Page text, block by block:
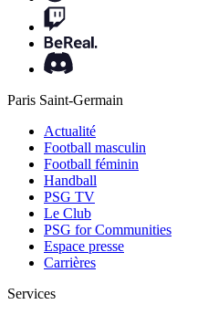
Paris Saint-Germain
Actualité
Football masculin
Football féminin
Handball
PSG TV
Le Club
PSG for Communities
Espace presse
Carrières
Services